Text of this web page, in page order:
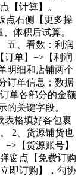
【计算】。
点右侧【更多操
体积后试算。
五、看数：利润
订单】=>【利润
明细和店铺两个
订单信息；数据
单各部分的金额
的关键字段。
表格填好各包裹
2、货源铺货也
【货源账号】
窗点【免费订购
即订购】，勾协